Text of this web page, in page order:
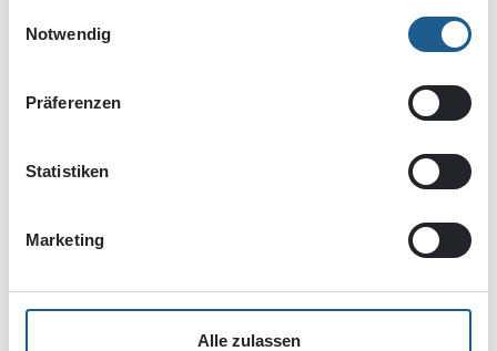
Notwendig
Präferenzen
Statistiken
Marketing
Alle zulassen
Fink + Jocher Gesellschaft von Architekten und Stadtplanern
TRAGWERKSPLANUNG: